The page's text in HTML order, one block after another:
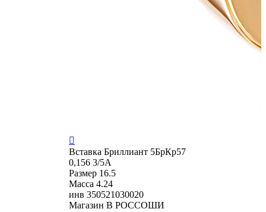

Вставка Бриллиант 5БрКр57
0,156 3/5А
Размер 16.5
Масса 4.24
инв 350521030020
Магазин В РОССОШИ